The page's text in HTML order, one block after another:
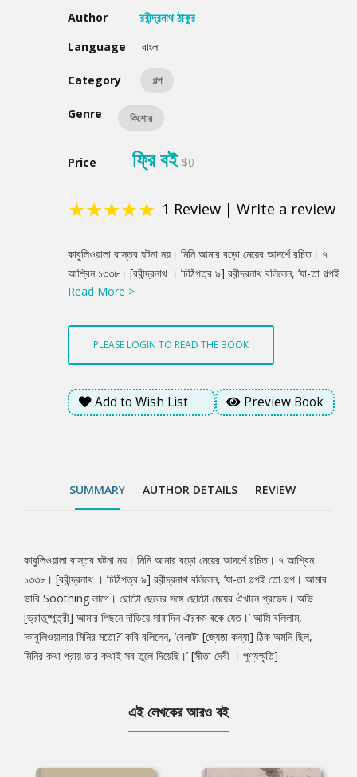
Author
রবীন্দ্রনাথ ঠাকুর
Language
বাংলা
Category গল্প
Genre কিশোর
Price ফ্রি বই $0
★★★★★ 1 Review | Write a review
Product
Summery
কাবুলিওয়ালা বাস্তব ঘটনা নয়। মিনি আমার বড়ো মেয়ের আদর্শে রচিত। ৭
আশ্বিন ১৩৩৮। [রবীন্দ্রনাথ । চিঠিপত্র ৯] রবীন্দ্রনাথ বলিলেন, ‘যা-তা গল্পই
তো গল্প। আমার ভারি Soothing লাগে। ছোটো ছেলের সঙ্গে ছোটো মেয়ের
বকে যেত।’ আমি বলিলাম, ‘কাবুলিওয়ালার মিনির মতো?’ কবি বলিলেন, ‘বেলাটা
[জ্যেষ্ঠা কন্যা] ঠিক অমনি ছিল, মিনির কথা প্রায় তার কথাই সব তুলে দিয়েছি।’
[সীতা দেবী । পুণ্যস্মৃতি]
Read More >
PLEASE LOGIN TO READ THE BOOK
Add to Wish List Preview Book
SUMMARY AUTHOR DETAILS REVIEW
Tab
Article
কাবুলিওয়ালা বাস্তব ঘটনা নয়। মিনি আমার বড়ো মেয়ের আদর্শে রচিত। ৭ আশ্বিন
১৩৩৮। [রবীন্দ্রনাথ । চিঠিপত্র ৯] রবীন্দ্রনাথ বলিলেন, ‘যা-তা গল্পই তো গল্প। আমার
ভারি Soothing লাগে। ছোটো ছেলের সঙ্গে ছোটো মেয়ের ঐখানে প্রভেদ। অভি
[ভ্রাতুষ্পুত্রী] আমার পিছনে দাঁড়িয়ে সারাদিন ঐরকম বকে যেত।’ আমি বলিলাম,
‘কাবুলিওয়ালার মিনির মতো?’ কবি বলিলেন, ‘বেলাটা [জ্যেষ্ঠা কন্যা] ঠিক অমনি ছিল,
মিনির কথা প্রায় তার কথাই সব তুলে দিয়েছি।’ [সীতা দেবী । পুণ্যস্মৃতি]
এই লেখকের আরও বই